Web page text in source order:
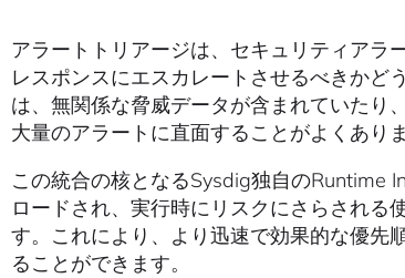
アラートトリアージは、セキュリティアラ
レスポンスにエスカレートさせるべきかど
は、無関係な脅威データが含まれていたり
大量のアラートに直面することがよくありま
この統合の核となるSysdig独自のRuntime
ロードされ、実行時にリスクにさらされる
す。これにより、より迅速で効果的な優先
ることができます。